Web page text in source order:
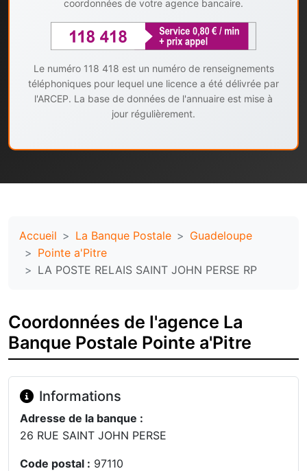
coordonnées de votre agence bancaire.
Le numéro 118 418 est un numéro de renseignements
téléphoniques pour lequel une licence a été délivrée par
l'ARCEP. La base de données de l'annuaire est mise à
jour régulièrement.
Accueil La Banque Postale
Guadeloupe
Pointe a'Pitre
LA POSTE RELAIS SAINT JOHN PERSE RP
Coordonnées de l'agence La
Banque Postale Pointe a'Pitre
Informations
Adresse de la banque :
26 RUE SAINT JOHN PERSE
Code postal : 97110